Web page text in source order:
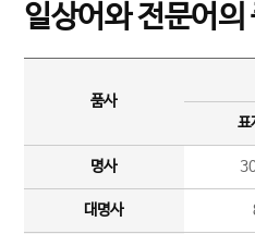
일상어와 전문어의
품사
표
명사
대명사